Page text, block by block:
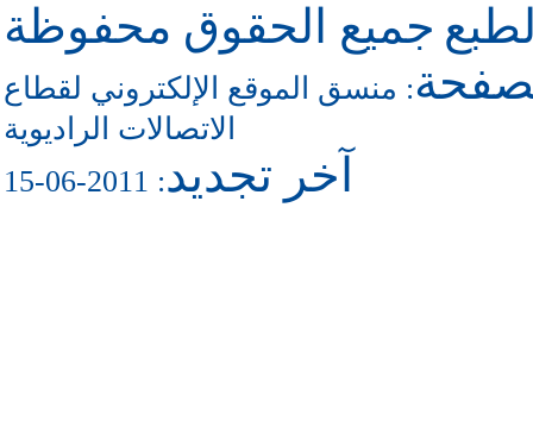
جميع الحقوق محفوظة
: منسق الموقع الإلكتروني لقطاع
الاتصالات الراديوية
آخر تجديد: 2011-06-15